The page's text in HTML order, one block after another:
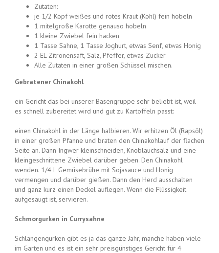
Zutaten:
je 1/2 Kopf weißes und rotes Kraut (Kohl) fein hobeln
1 mitelgroße Karotte genauso hobeln
1 kleine Zwiebel fein hacken
1 Tasse Sahne, 1 Tasse Joghurt, etwas Senf, etwas Honig
2 EL Zitronensaft, Salz, Pfeffer, etwas Zucker
Alle Zutaten in einer großen Schüssel mischen.
Gebratener Chinakohl
ein Gericht das bei unserer Basengruppe sehr beliebt ist, weil
es schnell zubereitet wird und gut zu Kartoffeln passt:
einen Chinakohl in der Länge halbieren. Wir erhitzen Öl (Rapsöl)
in einer großen Pfanne und braten den Chinakohlauf der flachen
Seite an. Dann Ingwer kleinschneiden, Knoblauchsalz und eine
kleingeschnittene Zwiebel darüber geben. Den Chinakohl
wenden. 1/4 L Gemüsebrühe mit Sojasauce und Honig
vermengen und darüber gießen. Dann den Herd ausschalten
und ganz kurz einen Deckel auflegen. Wenn die Flüssigkeit
aufgesaugt ist, servieren.
Schmorgurken in Currysahne
Schlangengurken gibt es ja das ganze Jahr, manche haben viele
im Garten und es ist ein sehr preisgünstiges Gericht für 4